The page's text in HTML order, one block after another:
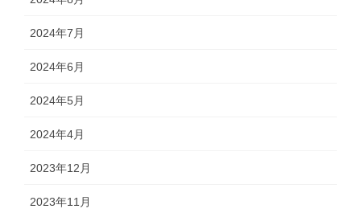
2024年7月
2024年6月
2024年5月
2024年4月
2023年12月
2023年11月